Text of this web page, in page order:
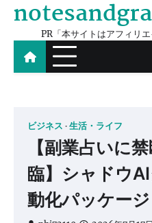
Skip
contentPR「本サイトはアフィリ
ビジネス 生活・ライフ
【副業占いに
臨】シャドウ
動化パッケージ